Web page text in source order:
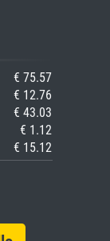
€ 75.57
€ 12.76
€ 43.03
€ 1.12
€ 15.12